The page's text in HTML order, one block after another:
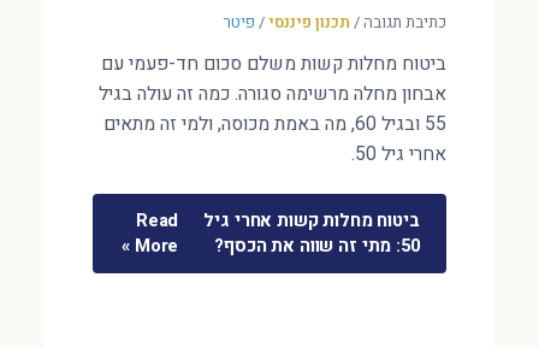
כתיבת תגובה/ תכנון פיננסי/ פיטר
ביטוח מחלות קשות משלם סכום חד-פעמי עם
אבחון מחלה מרשימה סגורה. כמה זה עולה בגיל
55 ובגיל 60, מה באמת מכוסה, ולמי זה מתאים
אחרי גיל 50.
ביטוח מחלות קשות אחרי גיל
50: מתי זה שווה את הכסף?
Read
More »